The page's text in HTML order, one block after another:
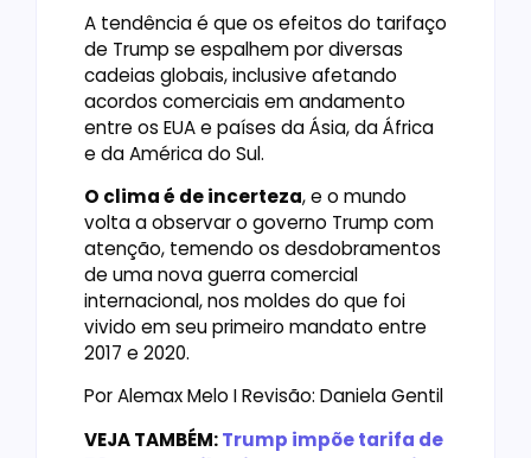
A tendência é que os efeitos do tarifaço
de Trump se espalhem por diversas
cadeias globais, inclusive afetando
acordos comerciais em andamento
entre os EUA e países da Ásia, da África
e da América do Sul.
O clima é de incerteza, e o mundo
volta a observar o governo Trump com
atenção, temendo os desdobramentos
de uma nova guerra comercial
internacional, nos moldes do que foi
vivido em seu primeiro mandato entre
2017 e 2020.
Por Alemax Melo I Revisão: Daniela Gentil
VEJA TAMBÉM:Trump impõe tarifa de